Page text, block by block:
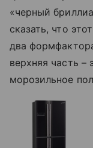
«черный
сказать, что
два
верхняя часть –
морозильное